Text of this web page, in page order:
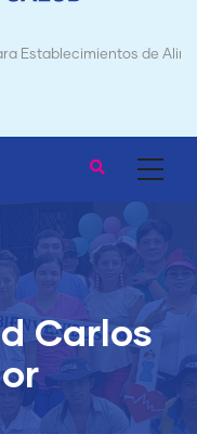
de Alimentos
Carlos